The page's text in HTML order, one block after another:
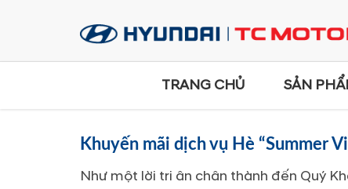
TRANG CHỦ SẢN
Khuyến mãi dịch vụ Hè “Summer
Như một lời tri ân chân thành đến Quý